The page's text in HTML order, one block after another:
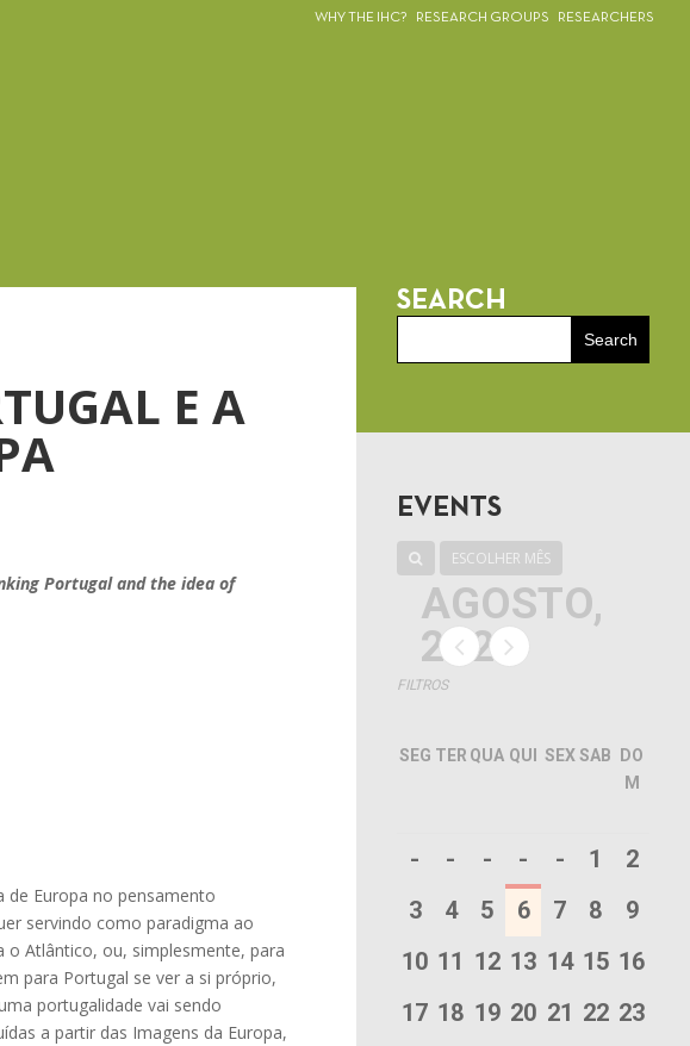
WHY THE IHC? RESEARCH GROUPS RESEARCHERS
E A
Portugal and the idea of
de Europa no pensamento
servindo como paradigma ao
o Atlântico, ou, simplesmente, para
para Portugal se ver a si próprio,
portugalidade vai sendo
a partir das Imagens da Europa,
SEARCH
EVENTS
ESCOLHER MÊS
AGOSTO,
2026
FILTROS
SEG TER QUA QUI SEX SAB DO
M
- - - - - 1
2
3
4 5 6 7 8
9
10 11 12 13 14 15 16
17 18 19 20 21 22 23